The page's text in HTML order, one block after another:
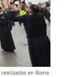
en Roma.